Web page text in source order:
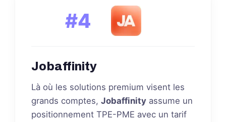
#4
Jobaffinity
Là où les solutions premium visent les
grands comptes, Jobaffinity assume un
positionnement TPE-PME avec un tarif